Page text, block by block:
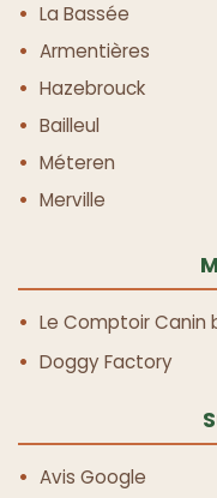
La Bassée
Armentières
Hazebrouck
Bailleul
Méteren
Merville
Le Comptoir Canin
Doggy Factory
Avis Google